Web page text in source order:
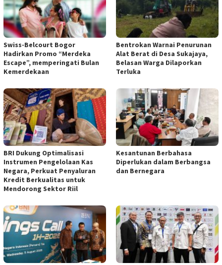
Swiss-Belcourt Bogor
Hadirkan Promo “Merdeka
Escape”, memperingati Bulan
Kemerdekaan
Bentrokan Warnai Penurunan
Alat Berat di Desa Sukajaya,
Belasan Warga Dilaporkan
Terluka
BRI Dukung Optimalisasi
Instrumen Pengelolaan Kas
Negara, Perkuat Penyaluran
Kredit Berkualitas untuk
Mendorong Sektor Riil
Kesantunan Berbahasa
Diperlukan dalam Berbangsa
dan Bernegara